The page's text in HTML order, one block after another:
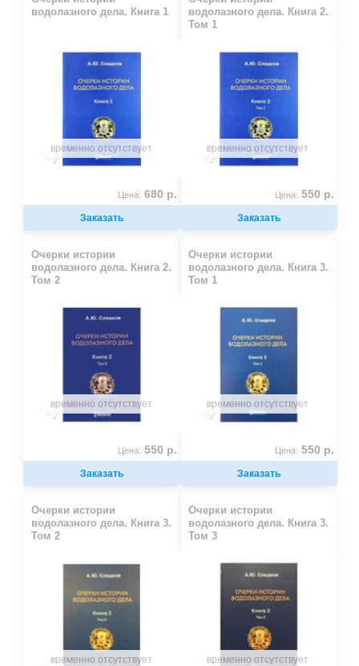
водолазного дела. Книга 1
временно отсутствует
Цена: 680 р.
Заказать
водолазного дела. Книга 2.
Том 1
временно отсутствует
Цена: 550 р.
Заказать
Очерки истории
водолазного дела. Книга 2.
Том 2
временно отсутствует
Цена: 550 р.
Заказать
Очерки истории
водолазного дела. Книга 3.
Том 1
временно отсутствует
Цена: 550 р.
Заказать
Очерки истории
водолазного дела. Книга 3.
Том 2
временно отсутствует
Очерки истории
водолазного дела. Книга 3.
Том 3
временно отсутствует